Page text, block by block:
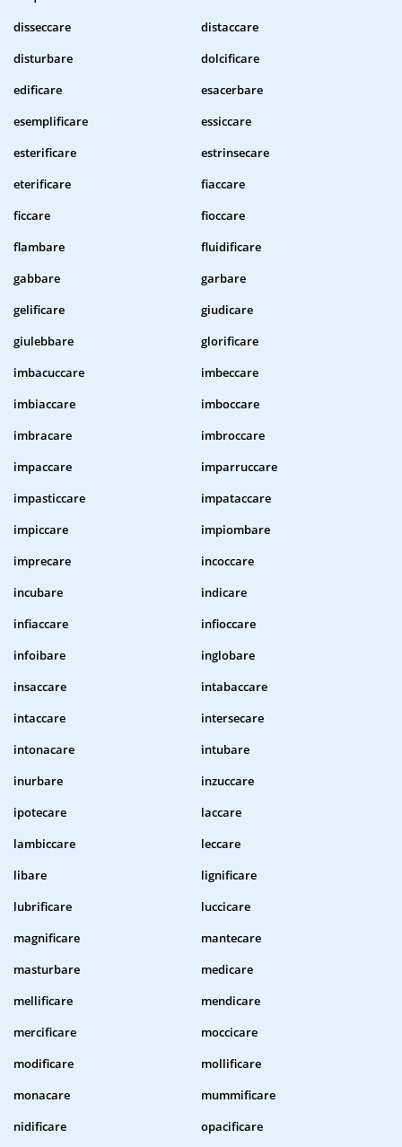
disseccare
distaccare
disturbare
dolcificare
edificare
esacerbare
esemplificare
essiccare
esterificare
estrinsecare
eterificare
fiaccare
ficcare
fioccare
flambare
fluidificare
gabbare
garbare
gelificare
giudicare
giulebbare
glorificare
imbacuccare
imbeccare
imbiaccare
imboccare
imbracare
imbroccare
impaccare
imparruccare
impasticcare
impataccare
impiccare
impiombare
imprecare
incoccare
incubare
indicare
infiaccare
infioccare
infoibare
inglobare
insaccare
intabaccare
intaccare
intersecare
intonacare
intubare
inurbare
inzuccare
ipotecare
laccare
lambiccare
leccare
libare
lignificare
lubrificare
luccicare
magnificare
mantecare
masturbare
medicare
mellificare
mendicare
mercificare
moccicare
modificare
mollificare
monacare
mummificare
nidificare
opacificare